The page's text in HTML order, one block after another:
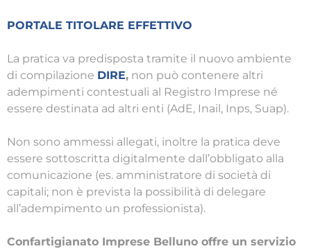
PORTALE TITOLARE EFFETTIVO
La pratica va predisposta tramite il nuovo ambiente
di compilazione DIRE, non può contenere altri
adempimenti contestuali al Registro Imprese né
essere destinata ad altri enti (AdE, Inail, Inps, Suap).
Non sono ammessi allegati, inoltre la pratica deve
essere sottoscritta digitalmente dall’obbligato alla
comunicazione (es. amministratore di società di
capitali; non è prevista la possibilità di delegare
all’adempimento un professionista).
Confartigianato Imprese Belluno offre un servizio